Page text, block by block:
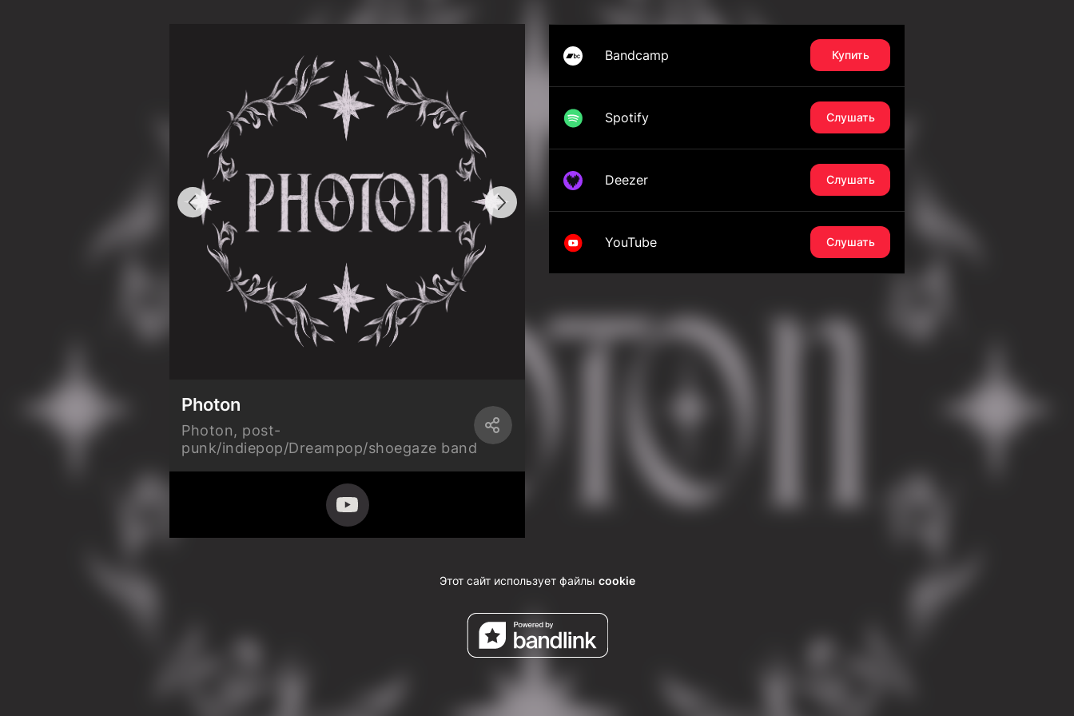
Photon
Photon, post-
punk/indiepop/Dreampop/shoegaze band
Bandcamp Купить
Spotify Слушать
Deezer Слушать
YouTube Слушать
Этот сайт использует файлы cookie